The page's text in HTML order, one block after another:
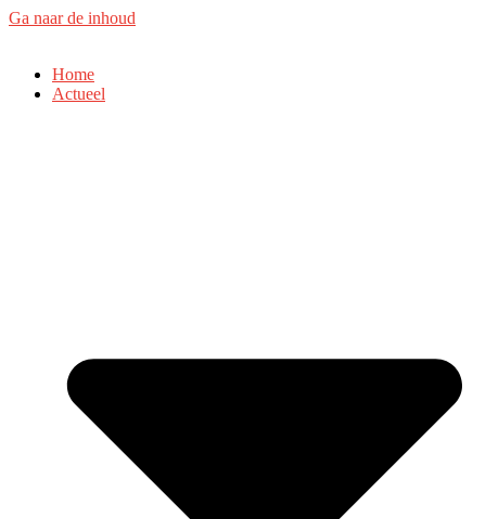
Ga naar de inhoud
Home
Actueel